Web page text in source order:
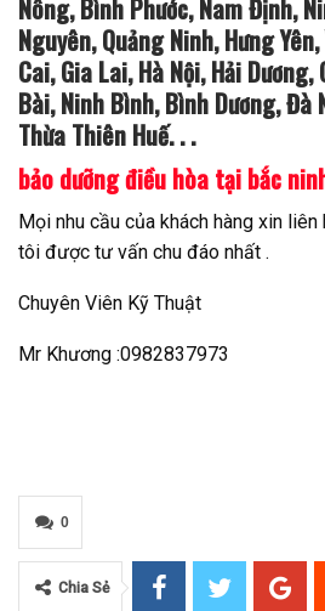
Nông, Bình Phước, Nam Định,
Nguyên, Quảng Ninh, Hưng
Cai, Gia Lai, Hà Nội, Hải
Bài, Ninh Bình, Bình Dương, Đà
Thừa Thiên Huế. . .
bảo dưỡng điều hòa tại bắc
Mọi nhu cầu của khách hàng xin
tôi được tư vấn chu đáo nhất .
Chuyên Viên Kỹ Thuật
Mr Khương :0982837973
0
Chia Sẻ